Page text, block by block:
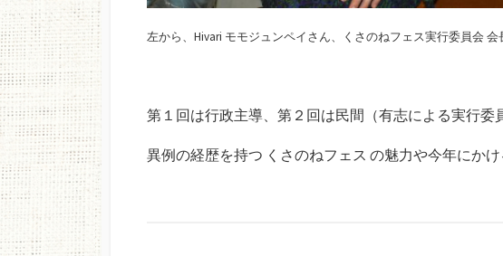
左から、Hivari モモジュンペイさん、くさのねフェス実行委員会
第１回は行政主導、第２回は民間（有志による実行委
異例の経歴を持つ くさのねフェス の魅力や今年にかけ